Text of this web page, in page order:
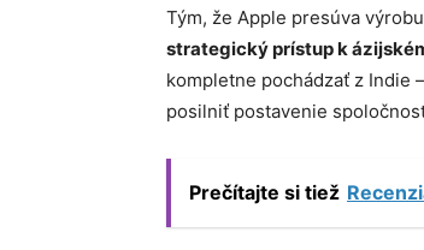
Tým, že Apple presúva
strategický prístup k
kompletne pochádzať z Indie
posilniť postavenie
Prečítajte si tiež